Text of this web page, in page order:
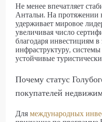
Не менее впечатляет
Антальи. На протяжении
удерживает мировое
увеличивая число
благодаря инвестициям
инфраструктуру,
устойчивые
Почему статус
покупателей
Длямеждународных